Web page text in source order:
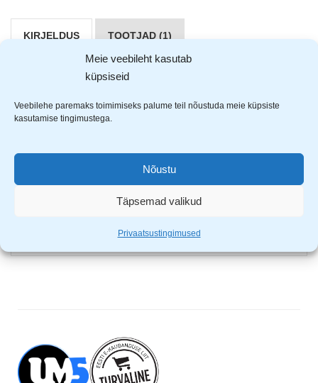
Meie veebileht kasutab
küpsiseid
Veebilehe paremaks toimimiseks palume teil nõustuda meie küpsiste
kasutamise tingimustega.
Nõustu
Täpsemad valikud
Privaatsustingimused
KIRJELDUS TOOTJAD (1)
elektriline veinipudeli avaja patareidega. Super
Töötab AA patareidega.
4x AA patareid (ei ole komplektis)
Mõõdud: 22.5 x 5 cm